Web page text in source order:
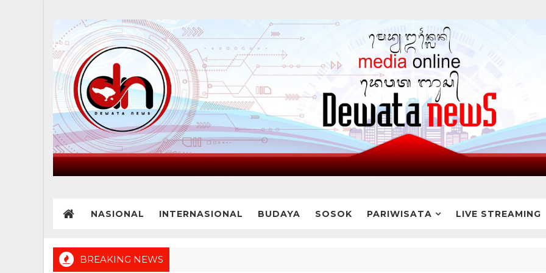
NASIONAL INTERNASIONAL BUDAYA SOSOK PARIWISATA LIVE STREAMING
BREAKING NEWS